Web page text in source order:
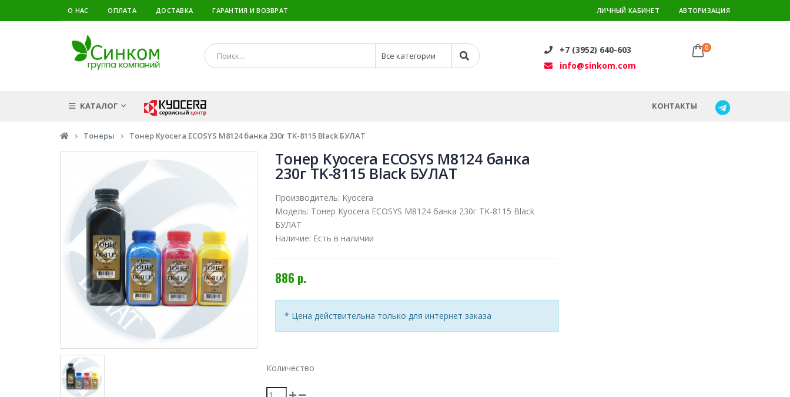
О НАС ОПЛАТА ДОСТАВКА ГАРАНТИЯ И ВОЗВРАТ ЛИЧНЫЙ КАБИНЕТ АВТОРИЗАЦИЯ
+7 (3952) 640-603
info@sinkom.com
0
КАТАЛОГ КОНТАКТЫ
Тонеры Тонер Kyocera ECOSYS M8124 банка 230г TK-8115 Black БУЛАТ
Тонер Kyocera ECOSYS M8124 банка
230г TK-8115 Black БУЛАТ
Производитель: Kyocera
Модель: Тонер Kyocera ECOSYS M8124 банка 230г TK-8115 Black
БУЛАТ
Наличие: Есть в наличии
886 р.
* Цена действительна только для интернет заказа
Количество